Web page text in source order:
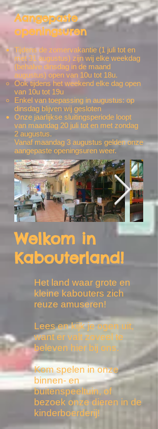
Aangepaste
openingsuren
Tijdens de zomervakantie (1 juli tot en
met 31 augustus) zijn wij elke weekdag
(behalve dinsdag in de maand
augustus) open van 10u tot 18u.
Ook tijdens het weekend elke dag open
van 10u tot 19u​
Enkel van toepassing in augustus: op
dinsdag blijven wij gesloten
Onze jaarlijkse sluitingsperiode loopt
van maandag 20 juli tot en met zondag
2 augustus.
Vanaf maandag 3 augustus gelden onze
aangepaste openingsuren weer.
Welkom in
Kabouterland!
Het land waar grote en
kleine kabouters zich
reuze amuseren!
Lees en kijk je ogen uit,
want er valt zoveel te
beleven hier bij ons.
Kom spelen in onze
binnen- en
buitenspeeltuin, of
bezoek onze dieren in de
kinderboerderij!